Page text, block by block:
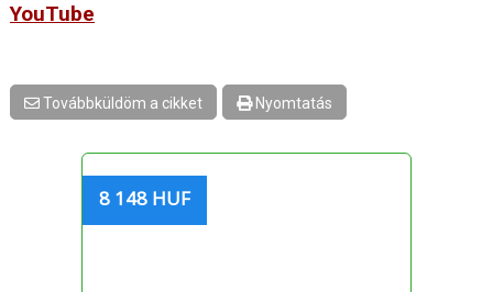
YouTube
Továbbküldöm a cikket Nyomtatás
8 148 HUF